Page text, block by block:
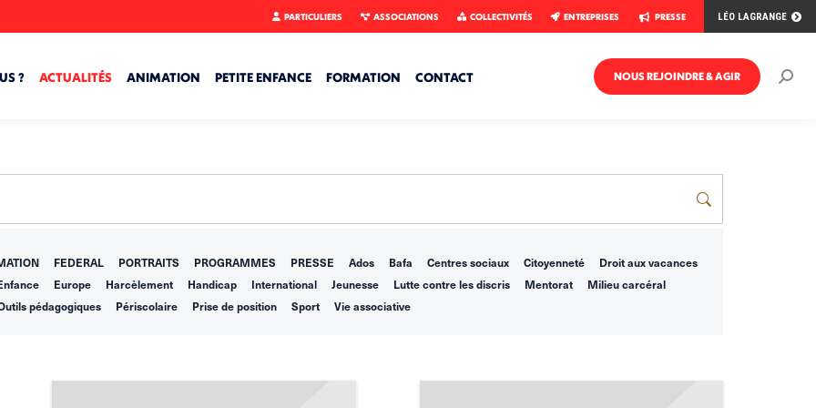
PARTICULIERS ASSOCIATIONS COLLECTIVITÉS ENTREPRISES PRESSE LÉO LAGRANGE
? ACTUALITÉS ANIMATION PETITE ENFANCE FORMATION CONTACT NOUS REJOINDRE & AGIR
FEDERAL PORTRAITS PROGRAMMES PRESSE Ados Bafa Centres sociaux Citoyenneté
Droit aux vacances
Europe Harcèlement Handicap International Jeunesse Lutte contre les discris Mentorat
Milieu carcéral
pédagogiques
Périscolaire Prise de position Sport Vie associative